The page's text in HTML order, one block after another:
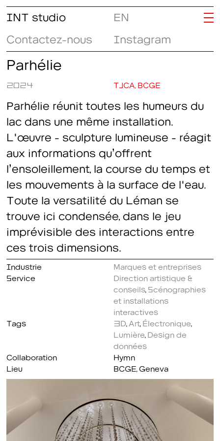
INT studio
Contactez-nous
Instagram
EN
Parhélie
2024 TJCA, BCGE
Parhélie réunit toutes les humeurs du
lac dans une même installation.
L'œuvre - sculpture lumineuse - réagit
aux informations qu’offrent
l’ensoleillement, la course du temps et
les mouvements à la surface de l'eau.
Toute la versatilité du Léman se
trouve ici condensée, dans le jeu
imprévisible des interactions entre
ces trois dimensions.
Industrie
Marques et entreprises
Service
Direction artistique &
conseils Scénographies
et installations
interactives
Tags
3D Art, Électronique
Lumière Design de
données
Collaboration
Hymn
Lieu
BCGE, Geneva